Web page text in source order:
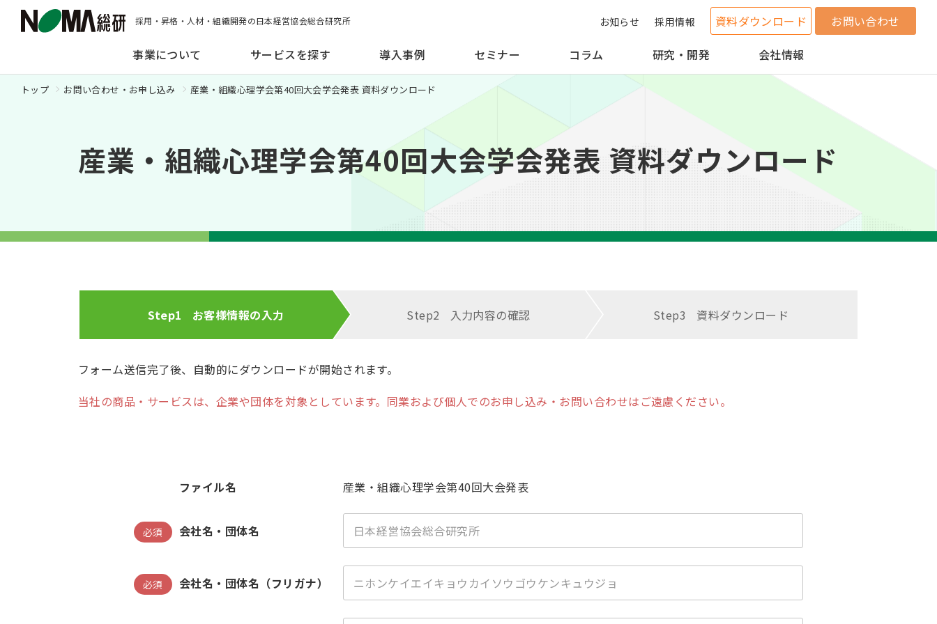
採用・昇格・人材・組織開発の日本経営協会総合研究所 お知らせ 採用情報 資料ダウンロード
お問い合わせ
事業について
サービスを探す 導入事例 セミナー コラム 研究・開発 会社情報
トップ お問い合わせ・お申し込み 産業・組織心理学会第40回大会学会発表 資料ダウンロード
産業・組織心理学会第40回大会学会発表 資料ダウンロード
Step1 お客様情報の入力 Step2 入力内容の確認 Step3 資料ダウンロード
フォーム送信完了後、自動的にダウンロードが開始されます。
当社の商品・サービスは、企業や団体を対象としています。同業および個人でのお申し込み・お問い合わせはご遠慮ください。
ファイル名 産業・組織心理学会第40回大会発表
必須 会社名・団体名
必須 会社名・団体名（フリガナ）